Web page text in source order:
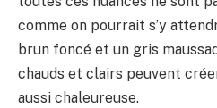
comme on pourrait s’y
brun foncé et un gris
chauds et clairs peuvent
aussi chaleureuse.